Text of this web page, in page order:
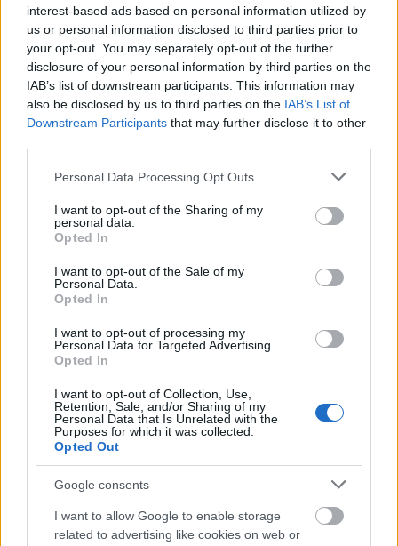
interest-based ads based on personal information utilized by
us or personal information disclosed to third parties prior to
your opt-out. You may separately opt-out of the further
disclosure of your personal information by third parties on the
IAB’s list of downstream participants. This information may
also be disclosed by us to third parties on the IAB’s List of
Downstream Participants that may further disclose it to other
Please note that this website/app uses one or more Google
not limited to your visit or usage behaviour. You may click to
grant or deny consent to Google and its third-party tags to
use your data for below specified purposes in below Google
consent section.
Personal Data Processing Opt Outs
I want to opt-out of the Sharing of my
personal data.
Opted In
I want to opt-out of the Sale of my
Personal Data.
Opted In
I want to opt-out of processing my
Personal Data for Targeted Advertising.
Opted In
I want to opt-out of Collection, Use,
Retention, Sale, and/or Sharing of my
Personal Data that Is Unrelated with the
Purposes for which it was collected.
Opted Out
Google consents
I want to allow Google to enable storage
related to advertising like cookies on web or
Pievienoties diskusijai
Jānis Spīčs
2020. gada 8. decembris
Ārzemēs Precējušies ar āāā...ngli (nēģeri). Vai ne
Latvija oligarhu valsts izturējās pret saviem
pilsoņiem kā pret pabērniem? Gudrie latvieši ir
gadu visu valdību politiskas sekas. Bet galvenais -
netiek atražota jaunā paaudze. Viendienīšu politika
politikas stūrakmenis!!!
DV
Jūsu priekšlikumi situācijas uzlabošanai?
Augstskolu reforma pēc komunistu parauga?